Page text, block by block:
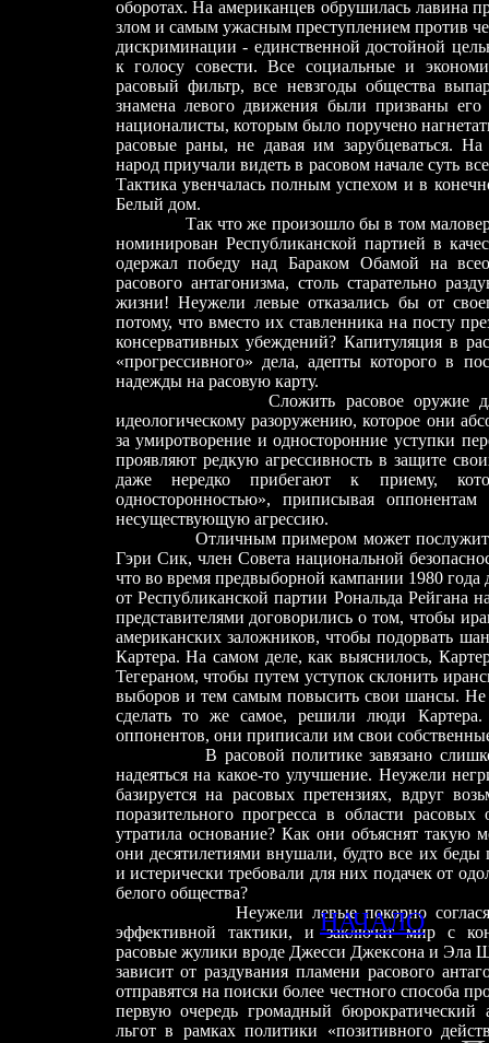
оборотах. На американцев обрушилась лавина
злом и самым ужасным преступлением против
дискриминации - единственной достойной
к голосу совести. Все социальные и
расовый фильтр, все невзгоды общества
знамена левого движения были призваны его
националисты, которым было поручено
расовые раны, не давая им зарубцеваться.
народ приучали видеть в расовом начале суть
Тактика увенчалась полным успехом и в
Белый дом.
Так что же произошло бы в том
номинирован Республиканской партией в
одержал победу над Бараком Обамой на
расового антагонизма, столь старательно
жизни! Неужели левые отказались бы от
потому, что вместо их ставленника на посту
консервативных убеждений? Капитуляция в
«прогрессивного» дела, адепты которого в
надежды на расовую карту.
Сложить расовое оружие для
идеологическому разоружению, которое они
за умиротворение и односторонние уступки
проявляют редкую агрессивность в защите
даже нередко прибегают к приему,
односторонностью», приписывая
несуществующую агрессию.
Отличным примером может послужить
Гэри Сик, член Совета национальной
что во время предвыборной кампании 1980
от Республиканской партии Рональда Рейгана
представителями договорились о том, чтобы
американских заложников, чтобы подорвать
Картера. На самом деле, как выяснилось,
Тегераном, чтобы путем уступок склонить
выборов и тем самым повысить свои шансы.
сделать то же самое, решили люди
оппонентов, они приписали им свои
В расовой политике завязано слишком
надеяться на какое-то улучшение. Неужели
базируется на расовых претензиях, вдруг
поразительного прогресса в области
утратила основание? Как они объяснят такую
они десятилетиями внушали, будто все их
и истерически требовали для них подачек от
белого общества?
Неужели левые покорно согласятся,
эффективной тактики, и заключат мир с
расовые жулики вроде Джесси Джексона и Эла
зависит от раздувания пламени расового
отправятся на поиски более честного способа
первую очередь громадный бюрократический
льгот в рамках политики «позитивного
НАЧАЛО